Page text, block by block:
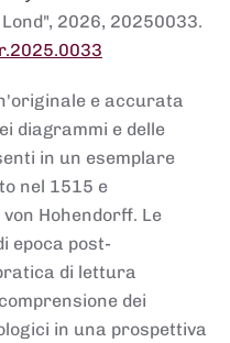
Lond", 2026, 20250033.
e accurata
diagrammi e delle
in un esemplare
nel 1515 e
Hohendorff. Le
epoca post-
di lettura
dei
in una prospettiva